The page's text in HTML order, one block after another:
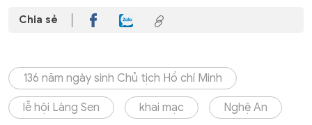
Chia sẻ
136 năm ngày sinh Chủ tịch Hồ chí Minh
lễ hội Làng Sen khai mạc Nghệ An